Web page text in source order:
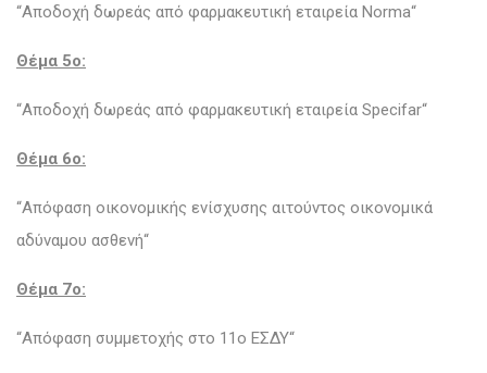
“Αποδοχή δωρεάς από φαρμακευτική εταιρεία Norma“
Θέμα 5o:
“Αποδοχή δωρεάς από φαρμακευτική εταιρεία Specifar“
Θέμα 6o:
“Απόφαση οικονομικής ενίσχυσης αιτούντος οικονομικά
αδύναμου ασθενή“
Θέμα 7o:
“Απόφαση συμμετοχής στο 11ο ΕΣΔΥ“